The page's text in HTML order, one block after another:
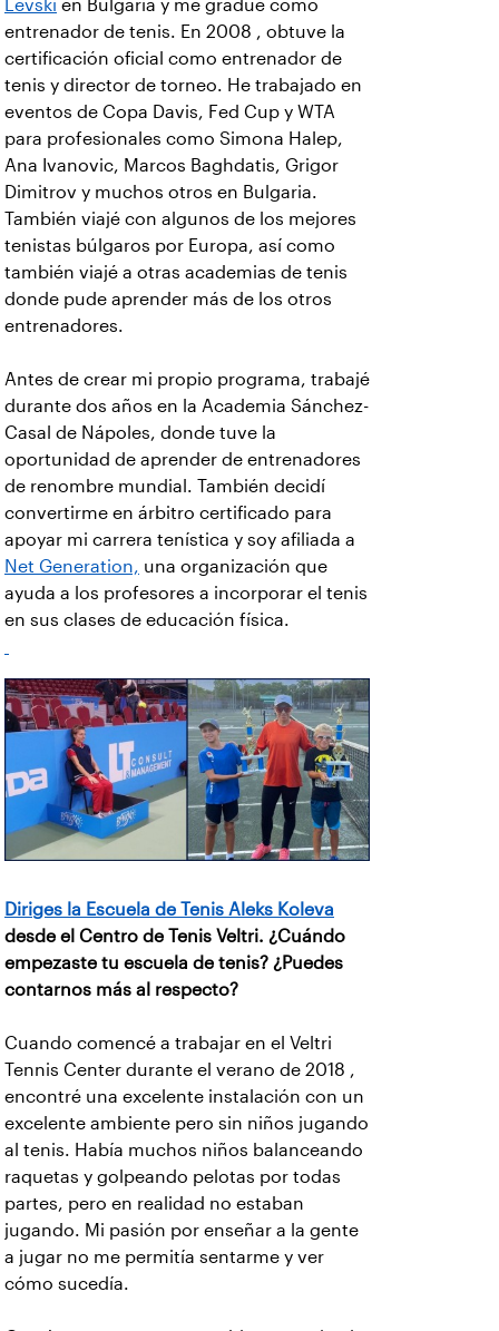
Levski en Bulgaria y me gradué como
entrenador de tenis. En 2008 , obtuve la
certificación oficial como entrenador de
tenis y director de torneo. He trabajado en
eventos de Copa Davis, Fed Cup y WTA
para profesionales como Simona Halep,
Ana Ivanovic, Marcos Baghdatis, Grigor
Dimitrov y muchos otros en Bulgaria.
También viajé con algunos de los mejores
tenistas búlgaros por Europa, así como
también viajé a otras academias de tenis
donde pude aprender más de los otros
entrenadores.
Antes de crear mi propio programa, trabajé
durante dos años en la Academia Sánchez-
Casal de Nápoles, donde tuve la
oportunidad de aprender de entrenadores
de renombre mundial. También decidí
convertirme en árbitro certificado para
apoyar mi carrera tenística y soy afiliada a
Net Generation, una organización que
ayuda a los profesores a incorporar el tenis
en sus clases de educación física.
Diriges la Escuela de Tenis Aleks Koleva
desde el Centro de Tenis Veltri. ¿Cuándo
empezaste tu escuela de tenis? ¿Puedes
contarnos más al respecto?
Cuando comencé a trabajar en el Veltri
Tennis Center durante el verano de 2018 ,
encontré una excelente instalación con un
excelente ambiente pero sin niños jugando
al tenis. Había muchos niños balanceando
raquetas y golpeando pelotas por todas
partes, pero en realidad no estaban
jugando. Mi pasión por enseñar a la gente
a jugar no me permitía sentarme y ver
cómo sucedía.